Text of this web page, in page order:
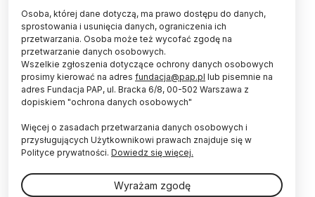
O zaniechanie prac legislacyjnych nad projektem
ustawy o Akademii Kopernikańskiej postuluje rada
Narodowego Centrum Nauki (NCN) w liście
otwartym. W jej ocenie nowo powołana akademia
będzie upolityczniona i będzie powielać
kompetencje już istniejących instytucji.
Prezydent Andrzej Duda skierował do Sejmu projekt
ustawy o Akademii Kopernikańskiej 2 marca br.
Nowa instytucja ma służyć wzmocnieniu polskiej
kadry akademickiej i zwiększać jej konkurencyjność.
Osoba, której dane dotyczą, ma prawo dostępu do danych,
sprostowania i usunięcia danych, ograniczenia ich
przetwarzania. Osoba może też wycofać zgodę na
przetwarzanie danych osobowych.
Wszelkie zgłoszenia dotyczące ochrony danych osobowych
prosimy kierować na adres fundacja@pap.pl lub pisemnie na
adres Fundacja PAP, ul. Bracka 6/8, 00-502 Warszawa z
dopiskiem "ochrona danych osobowych"
Więcej o zasadach przetwarzania danych osobowych i
przysługujących Użytkownikowi prawach znajduje się w
Polityce prywatności. Dowiedz się więcej.
Wyrażam zgodę